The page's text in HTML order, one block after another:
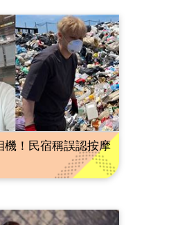
機！民宿稱誤認按摩